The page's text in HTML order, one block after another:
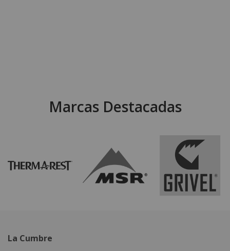
Marcas Destacadas
La Cumbre